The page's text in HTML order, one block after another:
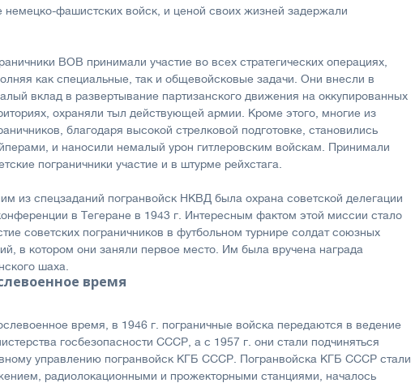
фашистских войск, и ценой своих жизней задержали
ВОВ принимали участие во всех стратегических операциях,
как специальные, так и общевойсковые задачи. Они внесли в
вклад в развертывание партизанского движения на оккупированных
охраняли тыл действующей армии. Кроме этого, многие из
благодаря высокой стрелковой подготовке, становились
и наносили немалый урон гитлеровским войскам. Принимали
пограничники участие и в штурме рейхстага.
из спецзаданий погранвойск НКВД была охрана советской делегации
в Тегеране в 1943 г. Интересным фактом этой миссии стало
советских пограничников в футбольном турнире солдат союзных
в котором они заняли первое место. Им была вручена награда
шаха.
время
время, в 1946 г. пограничные войска передаются в ведение
госбезопасности СССР, а с 1957 г. они стали подчиняться
управлению погранвойск КГБ СССР. Погранвойска КГБ СССР стали
радиолокационными и прожекторными станциями, началось